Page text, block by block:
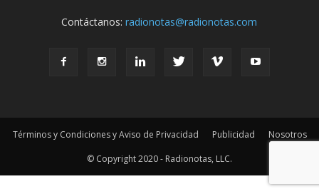
Contáctanos:radionotas@radionotas.com
Términos y Condiciones y Aviso de Privacidad Publicidad
Nosotros
© Copyright 2020 - Radionotas, LLC.